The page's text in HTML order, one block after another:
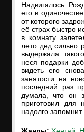
Надвигалось
его в
от которого
её страх быстро
в комнату
лето дед сильно
выдержала
неся подарки
видеть его
занятости на
последний раз
думала, что он
приготовил для
надолго запомнит.